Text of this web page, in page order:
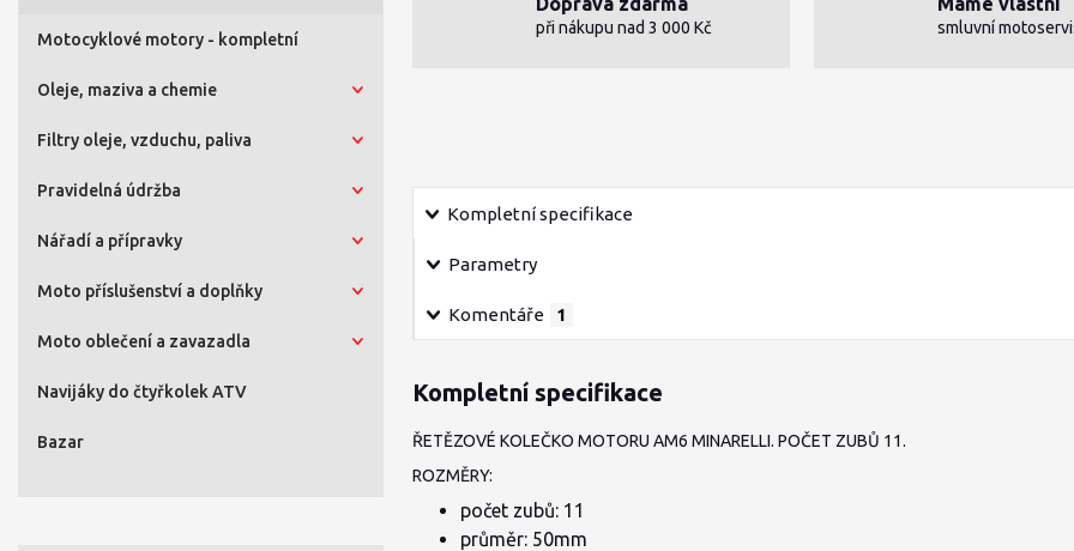
Motocyklové motory - kompletní
Oleje, maziva a chemie
Filtry oleje, vzduchu, paliva
Pravidelná údržba
Nářadí a přípravky
Moto příslušenství a doplňky
Moto oblečení a zavazadla
Navijáky do čtyřkolek ATV
Bazar
při nákupu nad 3 000 Kč smluvní
Kompletní specifikace
Parametry
Komentáře 1
Kompletní specifikace
ŘETĚZOVÉ KOLEČKO MOTORU AM6 MINARELLI. POČET ZUBŮ 11.
ROZMĚRY:
počet zubů: 11
průměr: 50mm